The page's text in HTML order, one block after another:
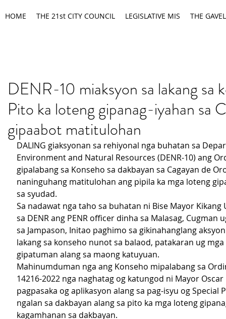
HOME THE 21st CITY COUNCIL LEGISLATIVE MIS THE GAVEL
DENR-10 miaksyon sa lakang sa
Pito ka loteng gipanag-iyahan sa
gipaabot matitulohan
DALING giaksyonan sa rehiyonal nga buhatan sa
Environment and Natural Resources (DENR-10) ang
gipalabang sa Konseho sa dakbayan sa Cagayan de
naninguhang matitulohan ang pipila ka mga loteng
sa syudad.
Sa nadawat nga taho sa buhatan ni Bise Mayor Kikang
sa DENR ang PENR officer dinha sa Malasag, Cugman
sa Jampason, Initao paghimo sa gikinahanglang
lakang sa konseho nunot sa balaod, patakaran ug
gipatuman alang sa maong katuyuan.
Mahinumduman nga ang Konseho mipalabang sa
14216-2022 nga naghatag og katungod ni Mayor
pagpasaka og aplikasyon alang sa pag-isyu og Special
ngalan sa dakbayan alang sa pito ka mga loteng
kagamhanan sa dakbayan.